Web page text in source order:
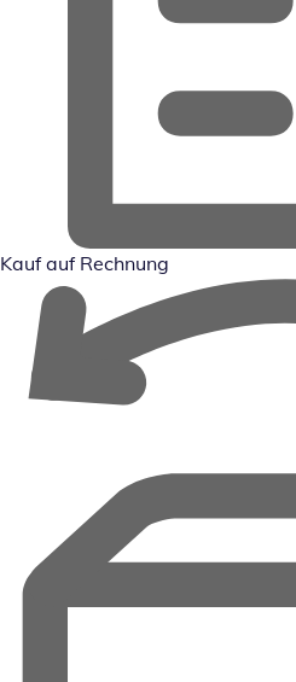
Kauf auf Rechnung